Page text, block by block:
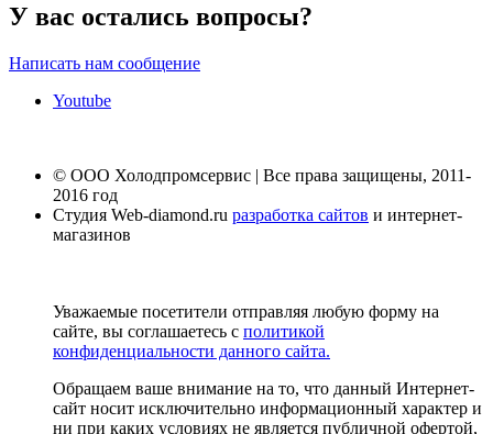
У вас остались вопросы?
Написать нам сообщение
Youtube
© ООО Холодпромсервис | Все права защищены, 2011-
2016 год
Студия Web-diamond.ru разработка сайтов и интернет-
магазинов
Уважаемые посетители отправляя любую форму на
сайте, вы соглашаетесь с политикой
конфиденциальности данного сайта.
Обращаем ваше внимание на то, что данный Интернет-
сайт носит исключительно информационный характер и
ни при каких условиях не является публичной офертой,